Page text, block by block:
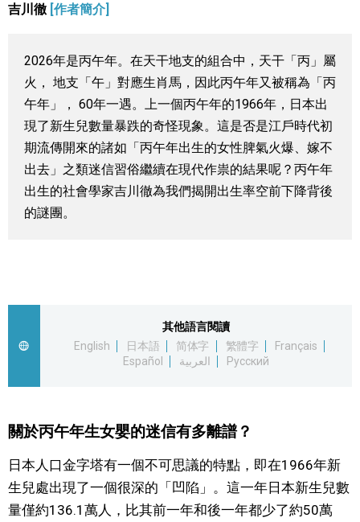
視覺日本
臺灣香港
更多
人物訪談
日本入門
科學技術
生活
運動
official SNS
吉川徹 [作者簡介]
2026年是丙午年。在天干地支的組合中，天干「丙」屬‌
火， ‌地支「午」對應生肖馬，因此丙午年又被稱為「丙
午年」， 60年一遇。上一個丙午年的1966年，日本出
現了新生兒數量暴跌的奇怪現象。這是否是江戶時代初
期流傳開來的諸如「丙午年出生的女性脾氣火爆、嫁不
出去」之類迷信習俗繼續在現代作祟的結果呢？丙午年
出生的社會學家吉川徹為我們揭開出生率空前下降背後
的謎團。
其他語言閱讀
English
日本語 简体字 繁體字
Français
Español
العربية Русский
關於丙午年生女嬰的迷信有多離譜？
日本人口金字塔有一個不可思議的特點，即在1966年新
生兒處出現了一個很深的「凹陷」。這一年日本新生兒數
量僅約136.1萬人，比其前一年和後一年都少了約50萬